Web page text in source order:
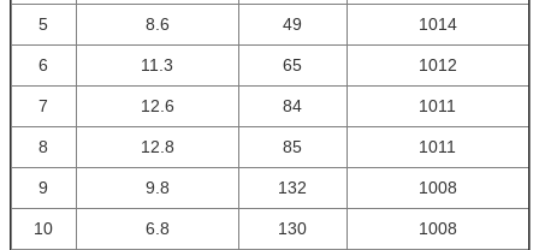
5 8.6 49 1014
6 11.3 65 1012
7 12.6 84 1011
8 12.8 85 1011
9 9.8 132 1008
10 6.8 130 1008